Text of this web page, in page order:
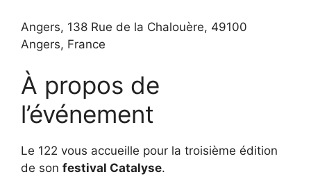
Angers, 138 Rue de la Chalouère, 49100
Angers, France
À propos de
l’événement
Le 122 vous accueille pour la troisième édition
de son festival Catalyse.